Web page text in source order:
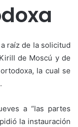
raíz de la solicitud
de Moscú y de
la cual se
a “las partes
la instauración